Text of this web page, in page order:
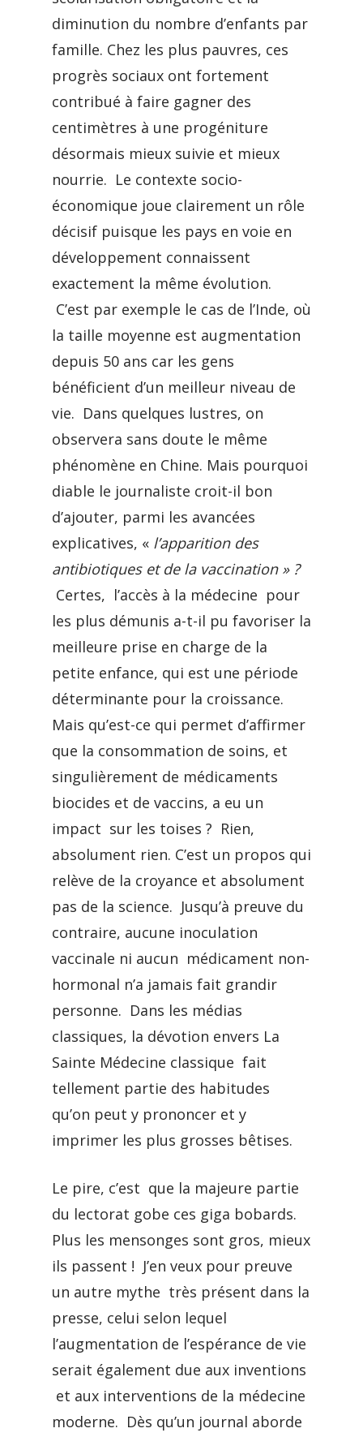
diminution du nombre d’enfants par
famille. Chez les plus pauvres, ces
progrès sociaux ont fortement
contribué à faire gagner des
centimètres à une progéniture
désormais mieux suivie et mieux
nourrie. Le contexte socio-
économique joue clairement un rôle
décisif puisque les pays en voie en
développement connaissent
exactement la même évolution.
C’est par exemple le cas de l’Inde, où
la taille moyenne est augmentation
depuis 50 ans car les gens
bénéficient d’un meilleur niveau de
vie. Dans quelques lustres, on
observera sans doute le même
phénomène en Chine. Mais pourquoi
diable le journaliste croit-il bon
d’ajouter, parmi les avancées
explicatives, « l’apparition des
antibiotiques et de la vaccination » ?
Certes, l’accès à la médecine pour
les plus démunis a-t-il pu favoriser la
meilleure prise en charge de la
petite enfance, qui est une période
déterminante pour la croissance.
Mais qu’est-ce qui permet d’affirmer
que la consommation de soins, et
singulièrement de médicaments
biocides et de vaccins, a eu un
impact sur les toises ? Rien,
absolument rien. C’est un propos qui
relève de la croyance et absolument
pas de la science. Jusqu’à preuve du
contraire, aucune inoculation
vaccinale ni aucun médicament non-
hormonal n’a jamais fait grandir
personne. Dans les médias
classiques, la dévotion envers La
Sainte Médecine classique fait
tellement partie des habitudes
qu’on peut y prononcer et y
imprimer les plus grosses bêtises.
Le pire, c’est que la majeure partie
du lectorat gobe ces giga bobards.
Plus les mensonges sont gros, mieux
ils passent ! J’en veux pour preuve
un autre mythe très présent dans la
presse, celui selon lequel
l’augmentation de l’espérance de vie
serait également due aux inventions
et aux interventions de la médecine
moderne. Dès qu’un journal aborde